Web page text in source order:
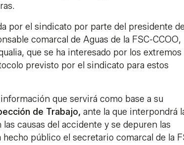
por el sindicato por parte del presidente
comarcal de Aguas de la FSC-CCOO,
que se ha interesado por los extremos
previsto por el sindicato para estos
que servirá como base a su
de Trabajo, ante la que interpondrá
causas del accidente y se depuren las
público el secretario comarcal de la